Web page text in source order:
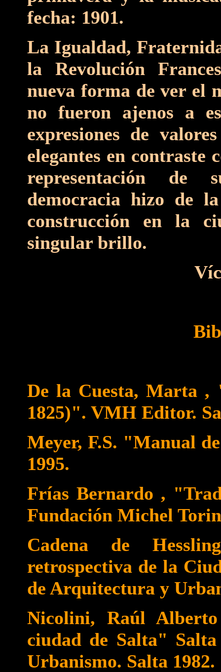
fecha: 1901.
La Igualdad,
la Revolución
nueva forma de ver el
no fueron ajenos a
expresiones de
elegantes en contraste
representación de
democracia hizo de
construcción en la
singular brillo.
De la Cuesta, Marta ,
1825)". VMH Editor.
Meyer, F.S. "Manual
1995.
Frías Bernardo ,
Fundación Michel
Cadena de
retrospectiva de la
de Arquitectura y
Nicolini, Raúl
ciudad de Salta"
Urbanismo. Salta 1982.